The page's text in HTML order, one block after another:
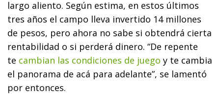
largo aliento. Según estima, en estos últimos
tres años el campo lleva invertido 14 millones
de pesos, pero ahora no sabe si obtendrá cierta
rentabilidad o si perderá dinero. “De repente
te cambian las condiciones de juego y te cambia
el panorama de acá para adelante”, se lamentó
por entonces.